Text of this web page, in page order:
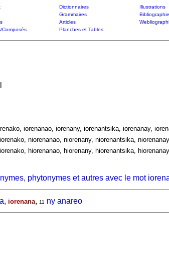
Dictionnaires Illustrations
Grammaires Bibliographie
Articles
Composés Planches et Tables
iorenanao, iorenany, iorenantsika, iorenanay,
niorenanao, niorenany, niorenantsika,
hiorenanao, hiorenany, hiorenantsika,
phytonymes et autres avec le mot
, iorenana, 11 ny anareo